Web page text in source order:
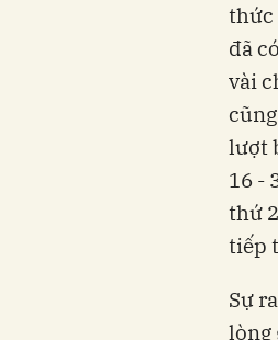
thức
đã
vài
lượt
16 -
thứ
tiếp
Sự
lòng